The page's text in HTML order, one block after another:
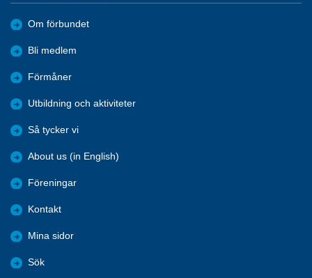
Om förbundet
Bli medlem
Förmåner
Utbildning och aktiviteter
Så tycker vi
About us (in English)
Föreningar
Kontakt
Mina sidor
Sök